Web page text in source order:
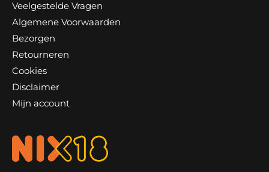
Veelgestelde Vragen
Algemene Voorwaarden
Bezorgen
Retourneren
Cookies
Disclaimer
Mijn account